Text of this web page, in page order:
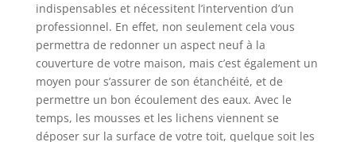
indispensables et nécessitent l’intervention d’un
professionnel. En effet, non seulement cela vous
permettra de redonner un aspect neuf à la
couverture de votre maison, mais c’est également un
moyen pour s’assurer de son étanchéité, et de
permettre un bon écoulement des eaux. Avec le
temps, les mousses et les lichens viennent se
déposer sur la surface de votre toit, quelque soit les